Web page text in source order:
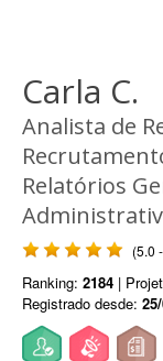
Carla C.
Analista de
Relatórios
(5.0
Ranking: 2184 |
Registrado desde: